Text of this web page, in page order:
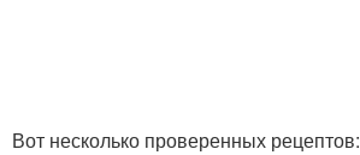
Вот несколько проверенных рецептов: